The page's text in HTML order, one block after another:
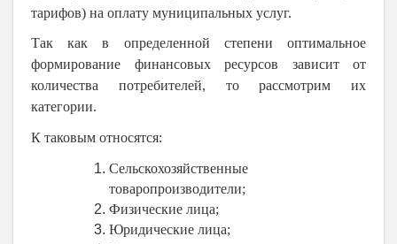
тарифов) на оплату муниципальных услуг.
Так как в определенной степени оптимальное
формирование финансовых ресурсов зависит от
количества потребителей, то рассмотрим их
категории.
К таковым относятся:
Сельскохозяйственные
товаропроизводители;
Физические лица;
Юридические лица;